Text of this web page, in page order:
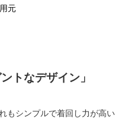
元
トなデザイン」
もシンプルで着回し力が高い